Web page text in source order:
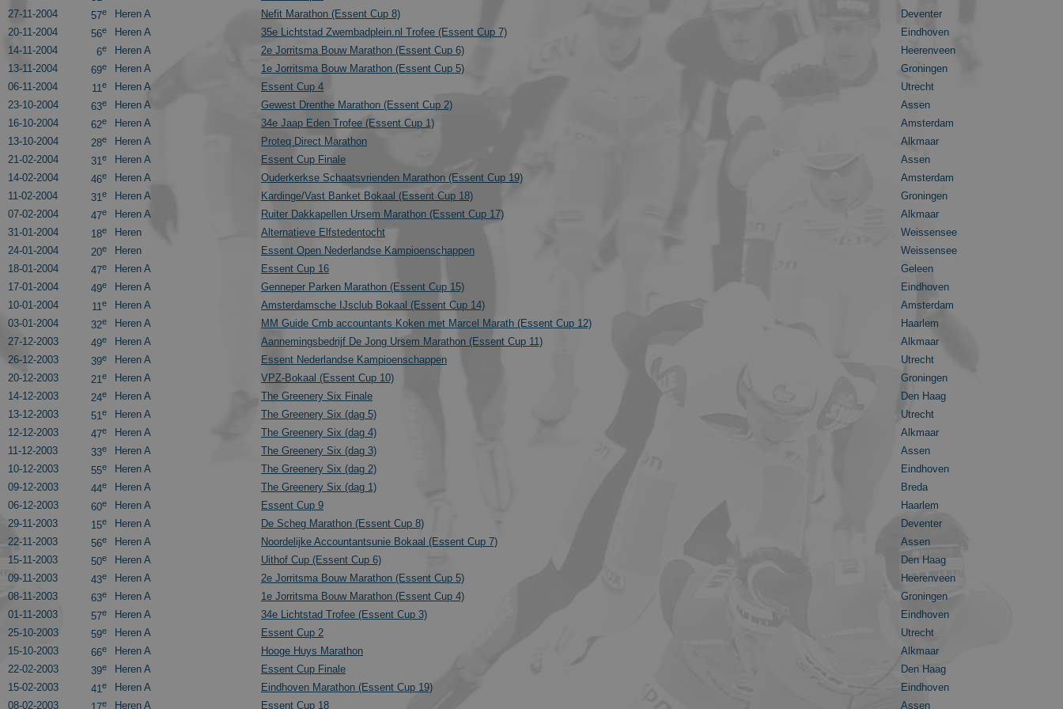
27-11-2004
57e Heren A Nefit Marathon (Essent Cup 8)
Deventer
20-11-2004
56e Heren A 35e Lichtstad Zwembadplein.nl Trofee (Essent Cup 7)
Eindhoven
14-11-2004
6e Heren A 2e Jorritsma Bouw Marathon (Essent Cup 6)
Heerenveen
13-11-2004
69e Heren A 1e Jorritsma Bouw Marathon (Essent Cup 5)
Groningen
06-11-2004
11e Heren A Essent Cup 4
Utrecht
23-10-2004
63e Heren A Gewest Drenthe Marathon (Essent Cup 2)
Assen
16-10-2004
62e Heren A 34e Jaap Eden Trofee (Essent Cup 1)
Amsterdam
13-10-2004
28e Heren A Proteq Direct Marathon
Alkmaar
21-02-2004
31e Heren A Essent Cup Finale
Assen
14-02-2004
46e Heren A Ouderkerkse Schaatsvrienden Marathon (Essent Cup 19)
Amsterdam
11-02-2004
31e Heren A Kardinge/Vast Banket Bokaal (Essent Cup 18)
Groningen
07-02-2004
47e Heren A Ruiter Dakkapellen Ursem Marathon (Essent Cup 17)
Alkmaar
31-01-2004
18e Heren Alternatieve Elfstedentocht
Weissensee
24-01-2004
20e Heren Essent Open Nederlandse Kampioenschappen
Weissensee
18-01-2004
47e Heren A Essent Cup 16
Geleen
17-01-2004
49e Heren A Genneper Parken Marathon (Essent Cup 15)
Eindhoven
10-01-2004
11e Heren A Amsterdamsche IJsclub Bokaal (Essent Cup 14)
Amsterdam
03-01-2004
32e Heren A MM Guide Cmb accountants Koken met Marcel Marath (Essent Cup 12)
Haarlem
27-12-2003
49e Heren A Aannemingsbedrijf De Jong Ursem Marathon (Essent Cup 11)
Alkmaar
26-12-2003
39e Heren A Essent Nederlandse Kampioenschappen
Utrecht
20-12-2003
21e Heren A VPZ-Bokaal (Essent Cup 10)
Groningen
14-12-2003
24e Heren A The Greenery Six Finale
Den Haag
13-12-2003
51e Heren A The Greenery Six (dag 5)
Utrecht
12-12-2003
47e Heren A The Greenery Six (dag 4)
Alkmaar
11-12-2003
33e Heren A The Greenery Six (dag 3)
Assen
10-12-2003
55e Heren A The Greenery Six (dag 2)
Eindhoven
09-12-2003
44e Heren A The Greenery Six (dag 1)
Breda
06-12-2003
60e Heren A Essent Cup 9
Haarlem
29-11-2003
15e Heren A De Scheg Marathon (Essent Cup 8)
Deventer
22-11-2003
56e Heren A Noordelijke Accountantsunie Bokaal (Essent Cup 7)
Assen
15-11-2003
50e Heren A Uithof Cup (Essent Cup 6)
Den Haag
09-11-2003
43e Heren A 2e Jorritsma Bouw Marathon (Essent Cup 5)
Heerenveen
08-11-2003
63e Heren A 1e Jorritsma Bouw Marathon (Essent Cup 4)
Groningen
01-11-2003
57e Heren A 34e Lichtstad Trofee (Essent Cup 3)
Eindhoven
25-10-2003
59e Heren A Essent Cup 2
Utrecht
15-10-2003
66e Heren A Hooge Huys Marathon
Alkmaar
22-02-2003
39e Heren A Essent Cup Finale
Den Haag
15-02-2003
41e Heren A Eindhoven Marathon (Essent Cup 19)
Eindhoven
08-02-2003
e Heren A Essent Cup 18 Assen
.schaatspeloton.nl
_ga_FJW480MXR8
.schaatspeloton.nl
1 jaar 1
maand
Naam
_gat_gtag_UA_2799470_1